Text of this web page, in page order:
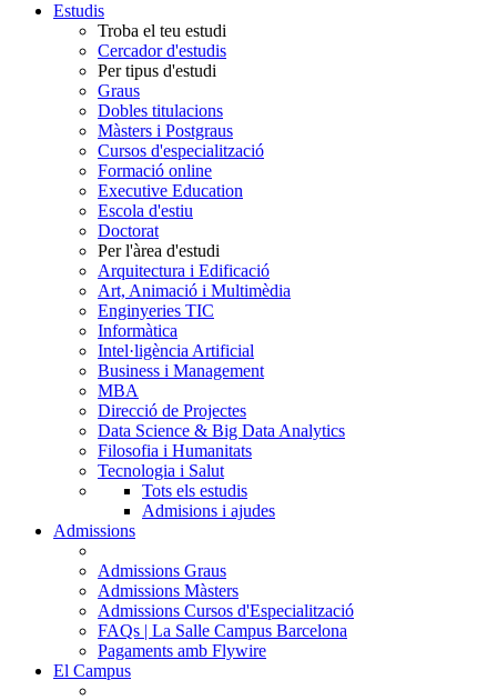
Estudis
Troba el teu estudi
Cercador d'estudis
Per tipus d'estudi
Graus
Dobles titulacions
Màsters i Postgraus
Cursos d'especialització
Formació online
Executive Education
Escola d'estiu
Doctorat
Per l'àrea d'estudi
Arquitectura i Edificació
Art, Animació i Multimèdia
Enginyeries TIC
Informàtica
Intel·ligència Artificial
Business i Management
MBA
Direcció de Projectes
Data Science & Big Data Analytics
Filosofia i Humanitats
Tecnologia i Salut
Tots els estudis
Admisions i ajudes
Admissions
Admissions Graus
Admissions Màsters
Admissions Cursos d'Especialització
FAQs | La Salle Campus Barcelona
Pagaments amb Flywire
El Campus